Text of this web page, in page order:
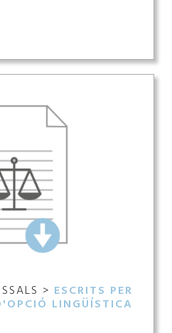
> ESCRITS PER
LINGÜÍSTICA